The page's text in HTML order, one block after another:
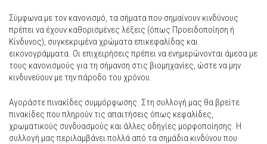
Σύμφωνα με τον κανονισμό, τα σήματα που σημαίνουν κινδύνους
πρέπει να έχουν καθορισμένες λέξεις (όπως Προειδοποίηση ή
Κίνδυνος), συγκεκριμένα χρώματα επικεφαλίδας και
εικονογράμματα. Οι επιχειρήσεις πρέπει να ενημερώνονται άμεσα με
τους κανονισμούς για τη σήμανση στις βιομηχανίες, ώστε να μην
κινδυνεύουν με την πάροδο του χρόνου.
Αγοράστε πινακίδες συμμόρφωσης. Στη συλλογή μας θα βρείτε
πινακίδες που πληρούν τις απαιτήσεις όπως κεφαλίδες,
χρωματικούς συνδυασμούς και άλλες οδηγίες μορφοποίησης. Η
συλλογή μας περιλαμβάνει πολλά από τα σημάδια κινδύνου που